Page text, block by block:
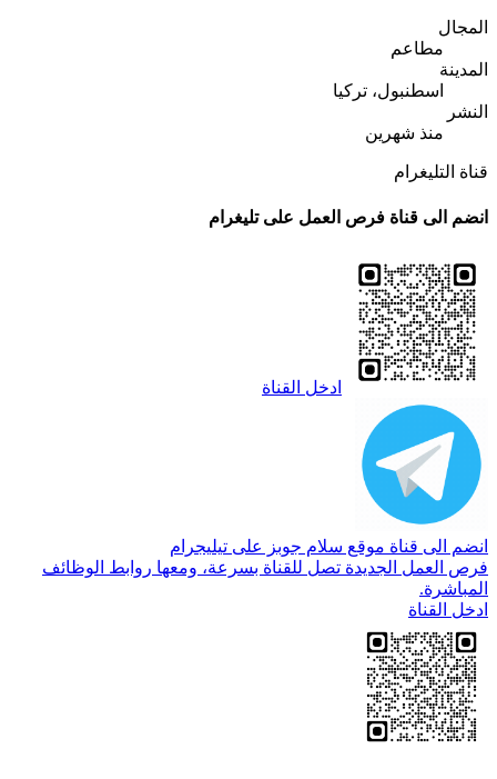
المجال
مطاعم
المدينة
اسطنبول، تركيا
النشر
منذ شهرين
قناة التليغرام
انضم الى قناة فرص العمل على تليغرام
ادخل القناة
انضم الى قناة موقع سلام جوبز على تيليجرام
فرص العمل الجديدة تصل للقناة بسرعة، ومعها روابط الوظائف
المباشرة.
ادخل القناة